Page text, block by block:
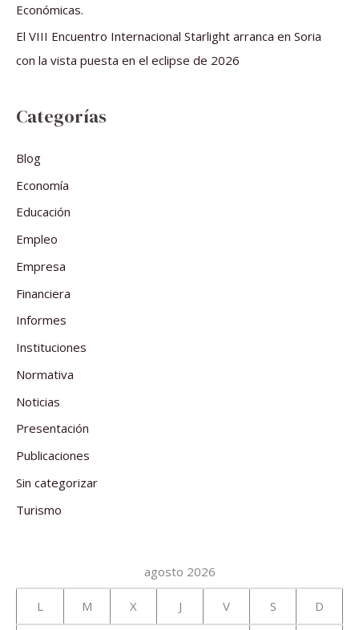
Económicas.
El VIII Encuentro Internacional Starlight arranca en Soria
con la vista puesta en el eclipse de 2026
Categorías
Blog
Economía
Educación
Empleo
Empresa
Financiera
Informes
Instituciones
Normativa
Noticias
Presentación
Publicaciones
Sin categorizar
Turismo
agosto 2026
L M X J V S D